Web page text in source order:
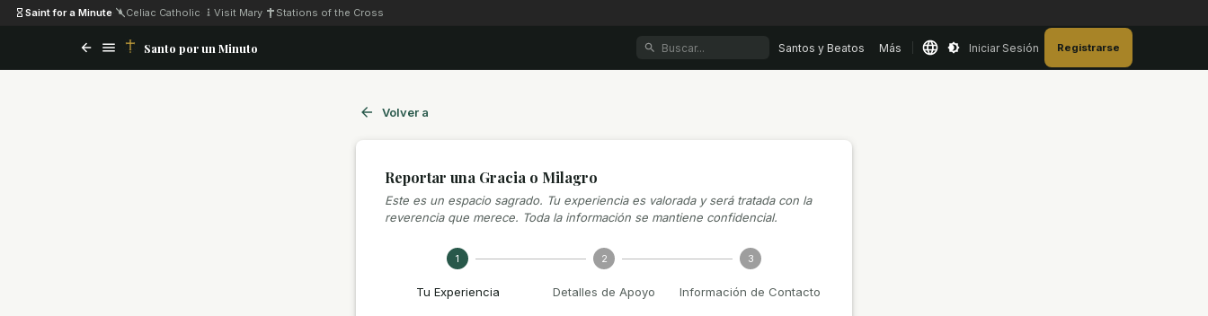
Saint for a Minute Celiac Catholic Visit Mary Stations of the Cross
Santo por un Minuto Santos y Beatos Más Iniciar Sesión Registrarse
Volver a
Reportar una Gracia o Milagro
Este es un espacio sagrado. Tu experiencia es valorada y será tratada con la
reverencia que merece. Toda la información se mantiene confidencial.
1
Tu Experiencia
2
Detalles de Apoyo
3
Información de Contacto